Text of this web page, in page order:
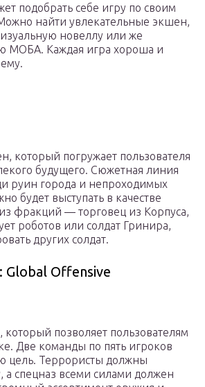
подобрать себе игру по своим
найти увлекательные экшен,
новеллу или же
МОБА. Каждая игра хороша и
который погружает пользователя
будущего. Сюжетная линия
руин города и непроходимых
будет выступать в качестве
фракций — торговец из Корпуса,
роботов или солдат Гринира,
других солдат.
Global Offensive
позволяет пользователям
Две команды по пять игроков
цель. Террористы должны
а спецназ всеми силами должен